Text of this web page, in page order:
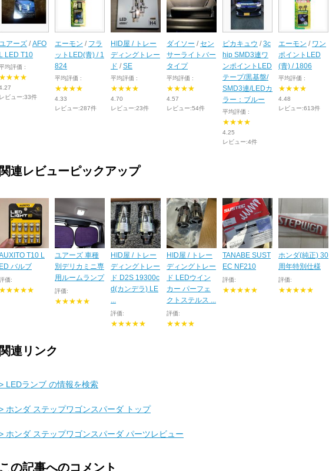
ユアーズ /AFO
L LED T10
均評価 :
★★★★
レビュー:33件
エーモン / フラ
ットLED(青) / 1
824
平均評価 :
★★★★
4.33
レビュー:287件
HID屋 / トレー
ディングトレー
ド /SE
平均評価 :
★★★★
4.70
レビュー:23件
ダイソー /セン
サーライトバー
タイプ
平均評価 :
★★★★
4.57
レビュー:54件
ピカキュウ /3c
hip SMD3連ワ
ンポイントLED
テープ/黒基盤/
SMD3連/LEDカ
ラー：ブルー
平均評価 :
★★★★
4.25
レビュー:4件
エーモン / ワン
ポイントLED
(青) / 1806
平均評価 :
★★★★
4.48
レビュー:613件
関連レビューピックアップ
T10 L
ED バルブ
価:
★★★★★
ユアーズ 車種
別デリカミニ専
用ルームランプ
評価:
★★★★★
HID屋 / トレー
ディングトレー
ド D2S 19300c
d(カンデラ) LE
評価:
★★★★★
HID屋 / トレー
ディングトレー
ド LEDウイン
カー パーフェ
クトステルス ...
評価:
★★★★
TANABE SUST
EC NF210
評価:
★★★★★
ホンダ(純正) 30
周年特別仕様
評価:
★★★★★
関連リンク
LEDランブ の情報を検索
ホンダ ステップワゴンスパーダ トップ
ホンダ ステップワゴンスパーダ パーツレビュー
この記事へのコメント